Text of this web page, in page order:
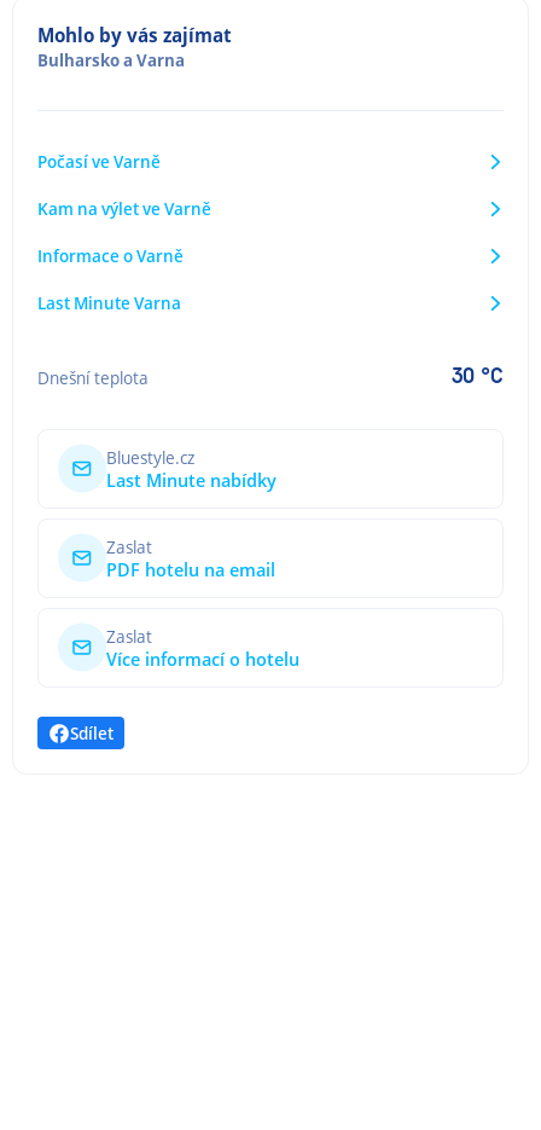
Mohlo by vás zajímat
Bulharskoa Varna
Počasí ve Varně
Kam na výlet ve Varně
Informace o Varně
Last Minute Varna
Dnešní teplota 30 °C
Bluestyle.cz
Last Minute nabídky
Zaslat
PDF hotelu na email
Zaslat
Více informací o hotelu
Sdílet